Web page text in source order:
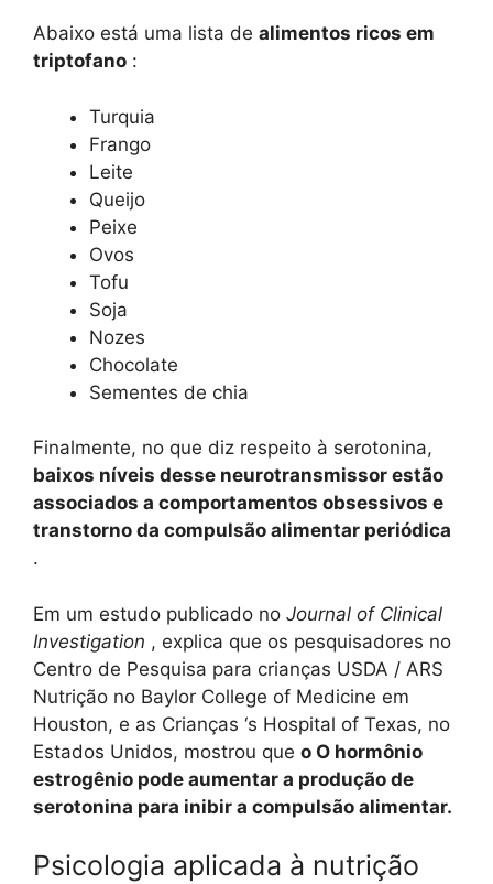
Abaixo está uma lista de alimentos ricos em
triptofano :
Turquia
Frango
Leite
Queijo
Peixe
Ovos
Tofu
Soja
Nozes
Chocolate
Sementes de chia
Finalmente, no que diz respeito à serotonina,
baixos níveis desse neurotransmissor estão
associados a comportamentos obsessivos e
transtorno da compulsão alimentar periódica
.
Em um estudo publicado no Journal of Clinical
Investigation , explica que os pesquisadores no
Centro de Pesquisa para crianças USDA / ARS
Nutrição no Baylor College of Medicine em
Houston, e as Crianças ‘s Hospital of Texas, no
Estados Unidos, mostrou que o O hormônio
estrogênio pode aumentar a produção de
serotonina para inibir a compulsão alimentar.
Psicologia aplicada à nutrição